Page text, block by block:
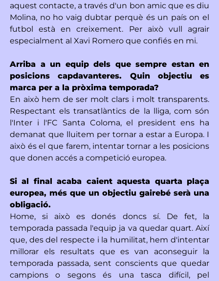
aquest contacte, a través d'un bon amic que es diu
Molina, no ho vaig dubtar perquè és un país on el
futbol està en creixement. Per això vull agrair
especialment al Xavi Romero que confiés en mi.
Arriba a un equip dels que sempre estan en
posicions capdavanteres. Quin objectiu es
marca per a la pròxima temporada?
En això hem de ser molt clars i molt transparents.
Respectant els transatlàntics de la lliga, com són
l'Inter i l'FC Santa Coloma, el president ens ha
demanat que lluitem per tornar a estar a Europa. I
això és el que farem, intentar tornar a les posicions
que donen accés a competició europea.
Si al final acaba caient aquesta quarta plaça
europea, més que un objectiu gairebé serà una
obligació.
Home, si això es donés doncs sí. De fet, la
temporada passada l'equip ja va quedar quart. Així
que, des del respecte i la humilitat, hem d'intentar
millorar els resultats que es van aconseguir la
temporada passada, sent conscients que quedar
campions o segons és una tasca difícil, pel